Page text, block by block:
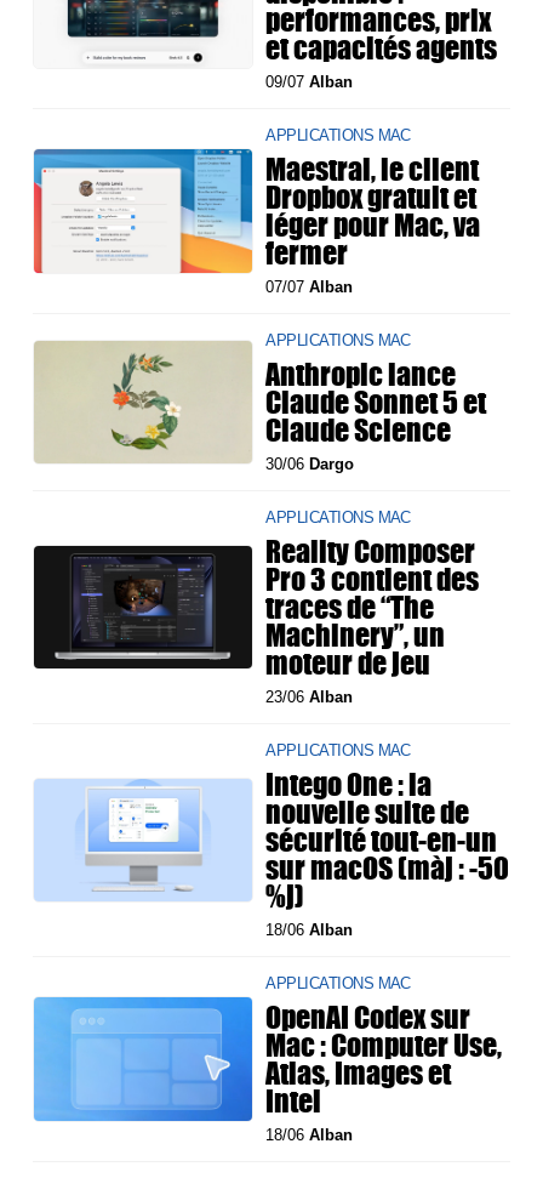
performances, prix
et capacités agents
09/07Alban
APPLICATIONS MAC
Maestral, le client
Dropbox gratuit et
léger pour Mac, va
fermer
07/07Alban
APPLICATIONS MAC
Anthropic lance
Claude Sonnet 5 et
Claude Science
30/06 Dargo
APPLICATIONS MAC
Reality Composer
Pro 3 contient des
traces de “The
Machinery”, un
moteur de jeu
23/06Alban
APPLICATIONS MAC
Intego One : la
nouvelle suite de
sécurité tout-en-un
sur macOS (màj : -50
%j)
18/06Alban
APPLICATIONS MAC
OpenAI Codex sur
Mac : Computer Use,
Atlas, Images et
Intel
18/06Alban